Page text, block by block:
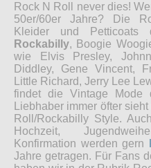
Rock N Roll never dies!
50er/60er Jahre? Die
Kleider und
Rockabilly, Boogie
wie Elvis Presley,
Diddley, Gene Vincent,
Little Richard, Jerry Lee
findet die Vintage Mode
Liebhaber immer öfter sieht
Roll/Rockabilly Style.
Hochzeit,
Konfirmation werden gern
Jahre getragen. Für Fans